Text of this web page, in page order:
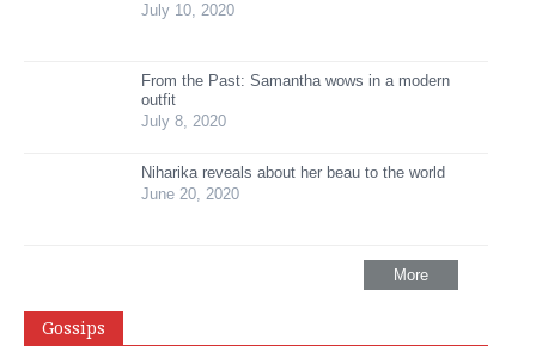
July 10, 2020
From the Past: Samantha wows in a modern
outfit
July 8, 2020
Niharika reveals about her beau to the world
June 20, 2020
More
Gossips